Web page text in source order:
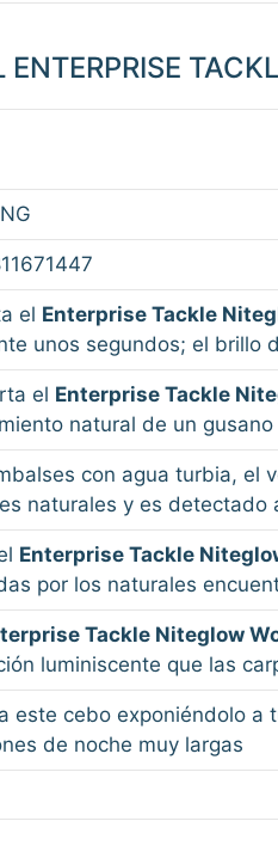
ENTERPRISE
el Enterprise Tackle
unos segundos; el brillo
el Enterprise Tackle
natural de un
con agua turbia, el
naturales y es detectado
Enterprise Tackle
por los naturales
Tackle Niteglow
luminiscente que las
este cebo exponiéndolo
de noche muy largas